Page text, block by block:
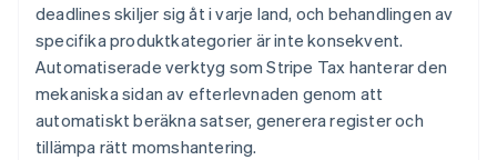
deadlines skiljer sig åt i varje land, och behandlingen av
specifika produktkategorier är inte konsekvent.
Automatiserade verktyg som Stripe Tax hanterar den
mekaniska sidan av efterlevnaden genom att
automatiskt beräkna satser, generera register och
tillämpa rätt momshantering.